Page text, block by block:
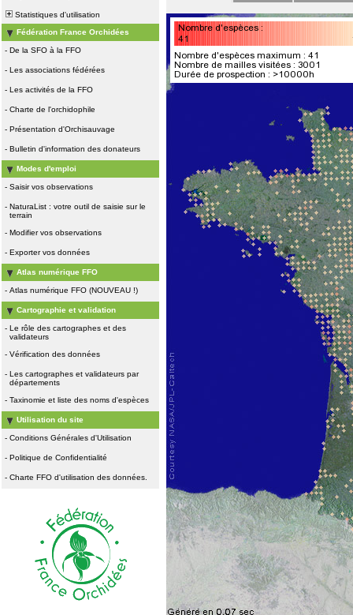
Statistiques d'utilisation
Fédération France Orchidées
- De la SFO à la FFO
- Les associations fédérées
- Les activités de la FFO
- Charte de l'orchidophile
- Présentation d'Orchisauvage
- Bulletin d'information des donateurs
Modes d'emploi
- Saisir vos observations
- NaturaList : votre outil de saisie sur le
terrain
- Modifier vos observations
- Exporter vos données
Atlas numérique FFO
- Atlas numérique FFO (NOUVEAU !)
Cartographie et validation
- Le rôle des cartographes et des
validateurs
- Vérification des données
- Les cartographes et validateurs par
départements
- Taxinomie et liste des noms d'espèces
Utilisation du site
- Conditions Générales d'Utilisation
- Politique de Confidentialité
- Charte FFO d'utilisation des données.